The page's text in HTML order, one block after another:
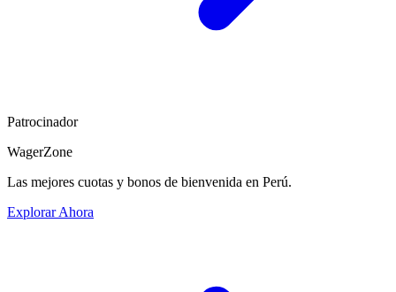
Patrocinador
WagerZone
Las mejores cuotas y bonos de bienvenida en Perú.
Explorar Ahora